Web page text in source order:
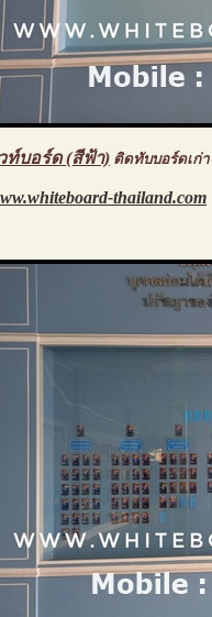
ท์บอร์ด (สีฟ้า) ติดทับบอร์ดเก่า
thailand.com